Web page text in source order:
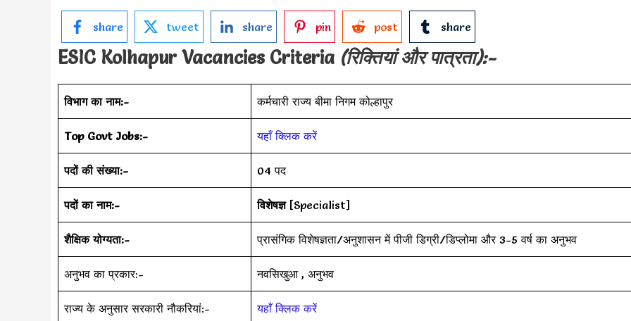
share tweet share pin post share
ESIC Kolhapur Vacancies Criteria (रिक्तियां और पात्रता):-
विभाग का नाम:- कर्मचारी राज्य बीमा निगम कोल्हापुर
Top Govt Jobs:- यहाँ क्लिक करें
पदों की संख्या:- 04 पद
पदों का नाम:- विशेषज्ञ[Specialist]
शैक्षिक योग्यता:- प्रासंगिक विशेषज्ञता/अनुशासन में पीजी डिग्री/डिप्लोमा और 3-5 वर्ष का अनुभव
अनुभव का प्रकार:- नवसिखुआ , अनुभव
राज्य के अनुसार सरकारी नौकरियां:- यहाँ क्लिक करें